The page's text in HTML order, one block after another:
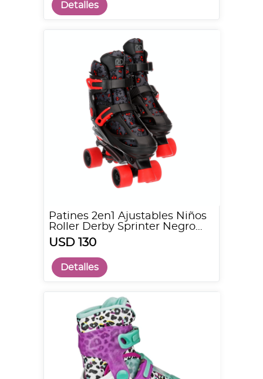
Detalles
Patines 2en1 Ajustables Niños
Roller Derby Sprinter Negro
Rojo
USD 130
Detalles